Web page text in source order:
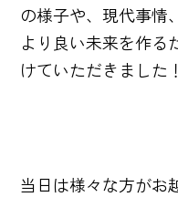
の様子や、現代事情
より良い未来を作る
けていただきました！
当日は様々な方がお